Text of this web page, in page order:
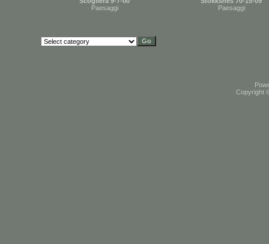
Paesaggi
Paesaggi
Copyright